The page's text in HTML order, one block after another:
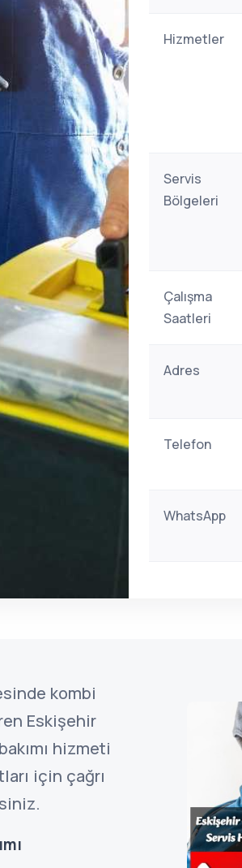
Hizmetler
Servis
Bölgeleri
Çalışma
Saatleri
Adres
Telefon
WhatsApp
kombi
Eskişehir
hizmeti
için çağrı